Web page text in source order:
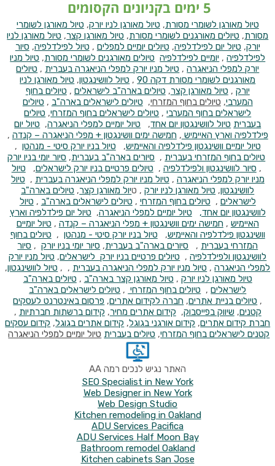
טיול מאורגן לשומרי מסורת, טיול מאורגן לניו יורק, טיול מאורגן לשומרי
מסורת, טיולים מאורגנים לשומרי מסורת, טיול מאורגן קצר, טיול מאורגן לניו
יורק, טיול יום לפילדלפיה, טיולים יומיים למפלים , טיול לפילדלפיה, סיור
לפילדלפיה, יומיים לפילדלפיה טיולים מאורגנים לשומרי מסורת, טיול מניו
יורק למפלי הניאגרה, טיול מניו יורק למפלי הניאגרה בעברית , טיולים
מאורגנים לשומרי מסורת דקה 90
, טיול לוושינגטון, טיול מאורגן לניו
יורק , טיול מאורגן קצר, טיולים בארה"ב לישראלים , טיולים בחוף
המערבי, טיולים בחוף המזרחי, טיולים לישראלים בארה"ב , טיולים
לישראלים בחוף המערבי, טיולים לישראלים בחוף המזרחי, טיולים
בעברית טיול לוושינגטון יום אחד, טיול יומיים למפלי הניאגרה, טיול יום
פילדלפיה וארץ האיימיש , חמישה ימים וושינגטון + מפלי הניאגרה – קנדה ,
טיול יומיים וושינגטון פילדלפיה והאיימיש, טיול בניו יורק סיטי - מנהטן ,
טיולים בחוף המזרחי בעברית , סיורים בארה"ב בעברית, סיור יומי בניו יורק
, סיור לוושינגטון ולפילדלפיה , טיולים פרטיים בניו יורק לישראלים, טיול
מניו יורק למפלי הניאגרה , טיול מניו יורק למפלי הניאגרה בעברית , טיול
לוושינגטון, טיול מאורגן לניו יורק, טיול מאורגן קצר, טיולים בארה"ב
לישראלים , טיולים בחוף המזרחי , טיולים לישראלים בארה"ב , טיול
לוושינגטון יום אחד,
טיול יומיים למפלי הניאגרה, טיול יום פילדלפיה וארץ
האיימיש , חמישה ימים וושינגטון + מפלי הניאגרה – קנדה , טיול יומיים
וושינגטון פילדלפיה והאיימיש, טיול בניו יורק סיטי - מנהטן , טיולים בחוף
המזרחי בעברית , סיורים בארה"ב בעברית, סיור יומי בניו יורק, סיור
לוושינגטון ולפילדלפיה, טיולים פרטיים בניו יורק לישראלים, טיול מניו יורק
למפלי הניאגרה, טיול מניו יורק למפלי הניאגרה בעברית , , טיול לוושינגטון,
טיול מאורגן לניו יורק , טיול מאורגן קצר בארה"ב , טיולים בארה"ב
לישראלים, טיולים בחוף המזרחי , טיולים לישראלים בארה"ב
, טיוליםבניית אתרים, חברה לקידום אתרים, פרסום באינטרנט לעסקים
קטנים, שיווק בפייסבוק, קידום אתרים מחיר, קידום ברשתות חברתיות ,
חברת קידום אתרים, קידום אורגני בגוגל, קידום אתרים בגוגל, קידום עסקים
קטניםלישראלים בחוף המזרחי, טיולים בעברית טיול יומיים למפלי הניאגרה
האתר נגיש לנכים רמה AA
5 ימים בקניונים הקסומים
SEO Specialist in New York
Web Designer in New York
Web Design Studio
Kitchen remodeling in Oakland
ADU Services Pacifica
ADU Services Half Moon Bay
Bathroom remodel Oakland
Kitchen cabinets San Jose